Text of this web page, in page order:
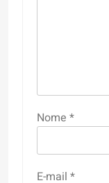
Nome *
E-mail *